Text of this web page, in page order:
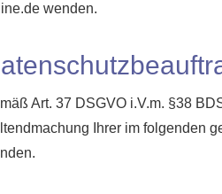
wenden.
Art. 37 DSGVO i.V.m. §38
Ihrer im folgenden